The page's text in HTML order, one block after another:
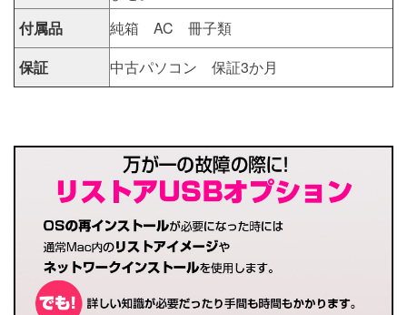
付属品
純箱 AC 冊子類
保証
中古パソコン 保証3か月